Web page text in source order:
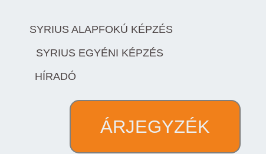
SYRIUS ALAPFOKÚ KÉPZÉS
SYRIUS EGYÉNI KÉPZÉS
HÍRADÓ
ÁRJEGYZÉK